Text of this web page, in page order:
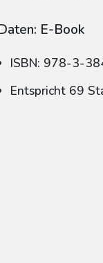
E-Book
ISBN: 978-3-
Entspricht 69